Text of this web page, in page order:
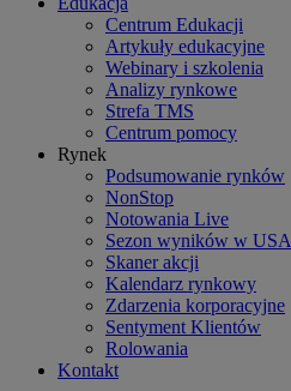
Centrum Edukacji
Artykuły edukacyjne
Webinary i szkolenia
Analizy rynkowe
Strefa TMS
Centrum pomocy
Rynek
Podsumowanie rynków
NonStop
Notowania Live
Sezon wyników w USA
Skaner akcji
Kalendarz rynkowy
Zdarzenia korporacyjne
Sentyment Klientów
Rolowania
Kontakt